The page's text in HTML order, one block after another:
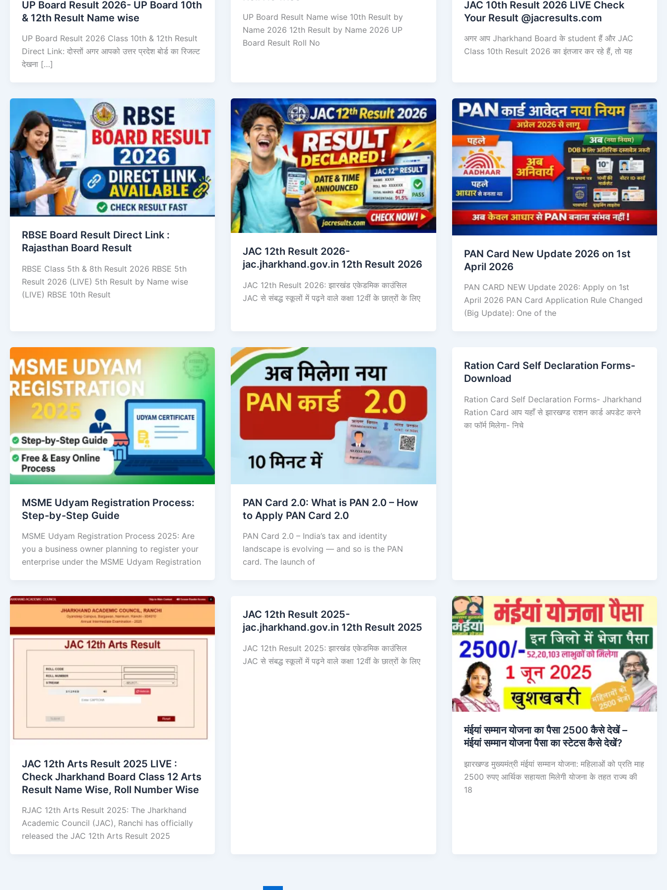
UP Board Result 2026- UP Board 10th
& 12th Result Name wise
UP Board Result 2026 Class 10th & 12th Result
Direct Link: दोस्तों अगर आपको उत्तर प्रदेश बोर्ड का रिजल्ट
देखना […]
UP Board Result Name wise 10th Result by
Name 2026 12th Result by Name 2026 UP
Board Result Roll No
JAC 10th Result 2026 LIVE Check
Your Result @jacresults.com
अगर आप Jharkhand Board के student हैं और JAC
Class 10th Result 2026 का इंतजार कर रहे हैं, तो यह
RBSE Board Result Direct Link : ​
Rajasthan Board Result
RBSE Class 5th & 8th Result 2026 RBSE 5th
Result 2026 (LIVE) 5th Result by Name wise
(LIVE) RBSE 10th Result
JAC 12th Result 2026-
jac.jharkhand.gov.in 12th Result 2026
JAC 12th Result 2026: झारखंड एकेडमिक काउंसिल
JAC से संबद्ध स्कूलों में पढ़ने वाले कक्षा 12वीं के छात्रों के लिए
PAN Card New Update 2026 on 1st
April 2026
PAN CARD NEW Update 2026: Apply on 1st
April 2026 PAN Card Application Rule Changed
(Big Update): One of the
MSME Udyam Registration Process:
Step-by-Step Guide
MSME Udyam Registration Process 2025: Are
you a business owner planning to register your
enterprise under the MSME Udyam Registration
PAN Card 2.0: What is PAN 2.0 – How
to Apply PAN Card 2.0
PAN Card 2.0 – India’s tax and identity
landscape is evolving — and so is the PAN
card. The launch of
Ration Card Self Declaration Forms-
Download
Ration Card Self Declaration Forms- Jharkhand
Ration Card आप यहाँ से झारखण्ड राशन कार्ड अपडेट करने
का फॉर्म मिलेगा- निचे
JAC 12th Arts Result 2025 LIVE :
Check Jharkhand Board Class 12 Arts
Result Name Wise, Roll Number Wise
RJAC 12th Arts Result 2025: The Jharkhand
Academic Council (JAC), Ranchi has officially
released the JAC 12th Arts Result 2025
JAC 12th Result 2025-
jac.jharkhand.gov.in 12th Result 2025
JAC 12th Result 2025: झारखंड एकेडमिक काउंसिल
JAC से संबद्ध स्कूलों में पढ़ने वाले कक्षा 12वीं के छात्रों के लिए
मंईयां सम्मान योजना का पैसा 2500 कैसे देखें –
मंईयां सम्मान योजना पैसा का स्टेटस कैसे देखें?
झारखण्ड मुख्यमंत्री मंईयां सम्मान योजना: महिलाओं को प्रति माह
2500 रुपए आर्थिक सहायता मिलेगी योजना के तहत राज्य की
18